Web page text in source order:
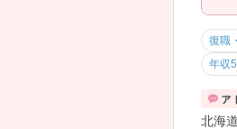
・人
・
→ 気
ワー
復職
年収
北海